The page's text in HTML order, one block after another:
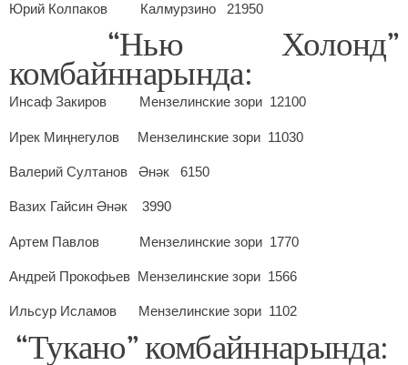
Юрий Колпаков Калмурзино 21950
“Нью Холонд”
комбайннарында:
Инсаф Закиров Мензелинские зори 12100
Ирек Миңнегулов Мензелинские зори 11030
Валерий Султанов Әнәк 6150
Вазих Гайсин Әнәк 3990
Артем Павлов Мензелинские зори 1770
Андрей Прокофьев Мензелинские зори 1566
Ильсур Исламов Мензелинские зори 1102
“Тукано” комбайннарында: